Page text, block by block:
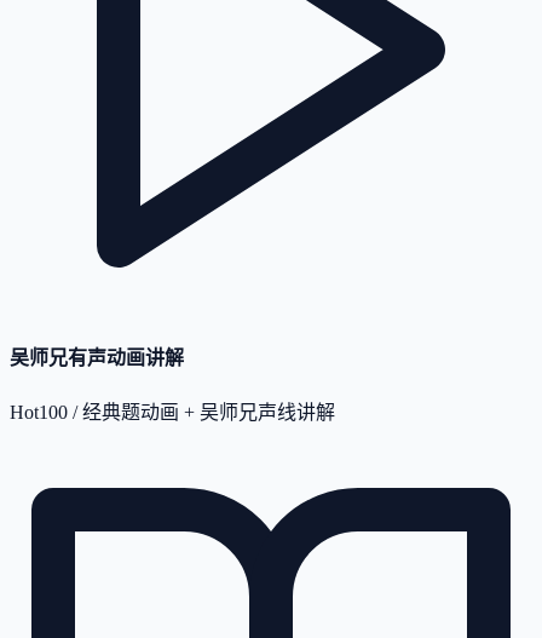
吴师兄有声动画讲解
Hot100 / 经典题动画 + 吴师兄声线讲解